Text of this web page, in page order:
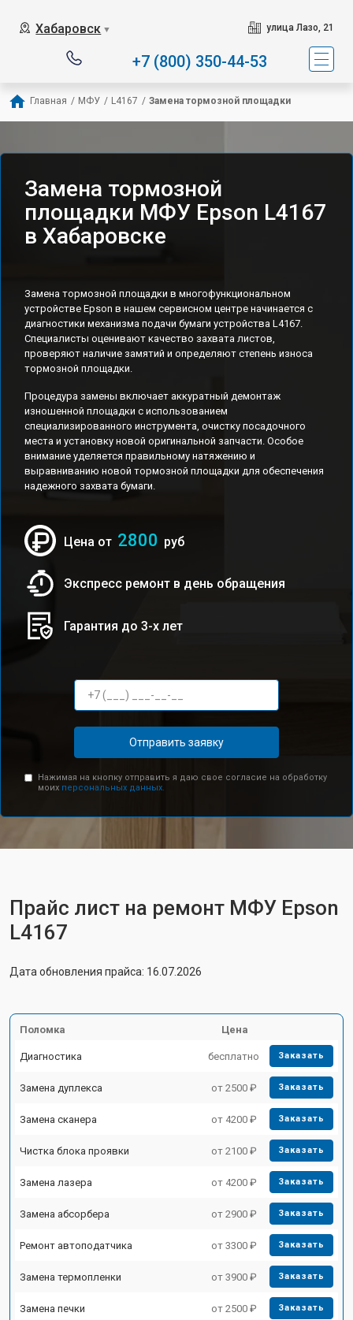
Хабаровск ▼ улица Лазо, 21
+7 (800) 350-44-53
Главная / МФУ / L4167 / Замена тормозной площадки
Замена тормозной
площадки МФУ Epson L4167
в Хабаровске
Замена тормозной площадки в многофункциональном
устройстве Epson в нашем сервисном центре начинается с
диагностики механизма подачи бумаги устройства L4167.
Специалисты оценивают качество захвата листов,
проверяют наличие замятий и определяют степень износа
тормозной площадки.
Процедура замены включает аккуратный демонтаж
изношенной площадки с использованием
специализированного инструмента, очистку посадочного
места и установку новой оригинальной запчасти. Особое
внимание уделяется правильному натяжению и
выравниванию новой тормозной площадки для обеспечения
надежного захвата бумаги.
Цена от 2800 руб
Экспресс ремонт в день обращения
Гарантия до 3-х лет
Отправить заявку
Нажимая на кнопку отправить я даю свое согласие на обработку
моих персональных данных.
Прайс лист на ремонт МФУ Epson
L4167
Дата обновления прайса: 16.07.2026
Поломка Цена
Диагностика бесплатно Заказать
Замена дуплекса от 2500 ₽ Заказать
Замена сканера от 4200 ₽ Заказать
Чистка блока проявки от 2100 ₽ Заказать
Замена лазера от 4200 ₽ Заказать
Замена абсорбера от 2900 ₽ Заказать
Ремонт автоподатчика от 3300 ₽ Заказать
Замена термопленки от 3900 ₽ Заказать
Замена печки от 2500 ₽ Заказать